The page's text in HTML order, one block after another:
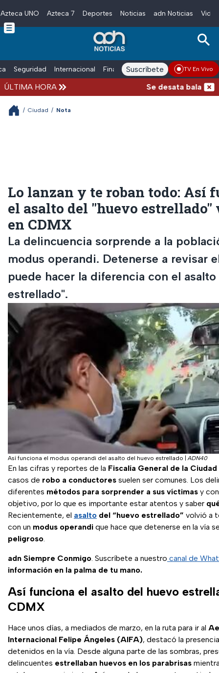
Skip to main content
Azteca UNO Azteca 7 Deportes Noticias adn Noticias
Seguridad Internacional Finanzas adn Noticias Radio
Suscríbete TV En Vivo
ÚLTIMA HORA Se desata balacera
/ Ciudad / Nota
Lo lanzan y te roban todo: Así
el asalto del "huevo estrellado"
en CDMX
La delincuencia sorprende a la
modus operandi. Detenerse a revisar
puede hacer la diferencia con el
estrellado".
Así funciona el modus operandi del asalto del huevo estrellado |ADN40
En las cifras y reportes de la Fiscalía General de la
casos de robo a conductores suelen ser comunes. Los
diferentes métodos para sorprender a sus víctimas y
objetivo, por lo que es importante estar atentos y saber
Recientemente, el asalto del “huevo estrellado” volvió a
con un modus operandi que hace que detenerse en la vía
peligroso.
adn Siempre Conmigo. Suscríbete a nuestro canal de
información en la palma de tu mano.
Así funciona el asalto del huevo
CDMX
Hace unos días, a mediados de marzo, en la ruta para ir al
Internacional Felipe Ángeles (AIFA), destacó la
detenidos en la vía. Desde alguna parte de las sombras,
delincuentes estrellaban huevos en los parabrisas